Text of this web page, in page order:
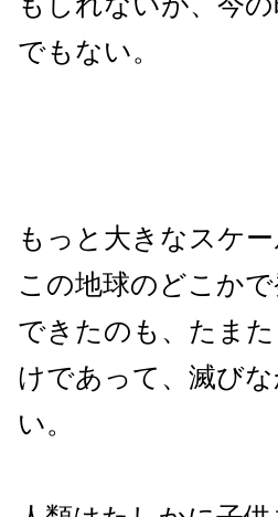
でもない。
もっと大きなスケ
この地球のどこか
できたのも、たま
けであって、滅び
い。